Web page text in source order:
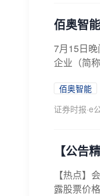
佰奥智
7月15日
企业（简
佰奥智能
证券时报·e
【公告
【热点】
露股票价